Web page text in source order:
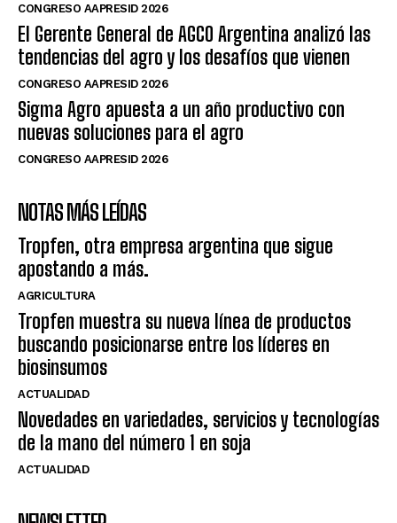
CONGRESO AAPRESID 2026
El Gerente General de AGCO Argentina analizó las
tendencias del agro y los desafíos que vienen
CONGRESO AAPRESID 2026
Sigma Agro apuesta a un año productivo con
nuevas soluciones para el agro
CONGRESO AAPRESID 2026
NOTAS MÁS LEÍDAS
Tropfen, otra empresa argentina que sigue
apostando a más.
AGRICULTURA
Tropfen muestra su nueva línea de productos
buscando posicionarse entre los líderes en
biosinsumos
ACTUALIDAD
Novedades en variedades, servicios y tecnologías
de la mano del número 1 en soja
ACTUALIDAD